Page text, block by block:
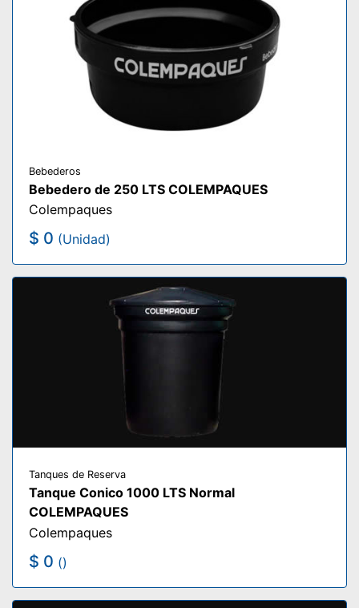
Bebederos
Bebedero de 250 LTS COLEMPAQUES
Colempaques
$ 0 (Unidad)
Tanques de Reserva
Tanque Conico 1000 LTS Normal
COLEMPAQUES
Colempaques
$ 0 ()